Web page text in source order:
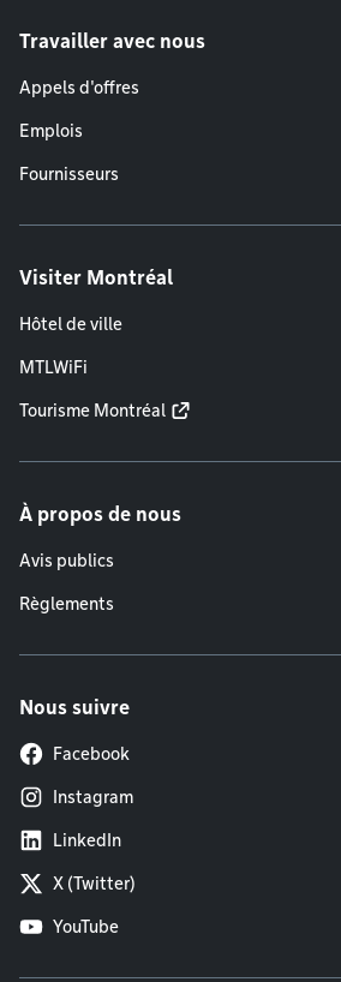
Travailler avec nous
Appels d'offres
Emplois
Fournisseurs
Visiter Montréal
Hôtel de ville
MTLWiFi
Tourisme Montréal
À propos de nous
Avis publics
Règlements
Nous suivre
Facebook
Instagram
LinkedIn
X (Twitter)
YouTube